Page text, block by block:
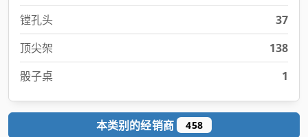
镗孔头
37
顶尖架
138
骰子桌
1
本类别的经销商 458